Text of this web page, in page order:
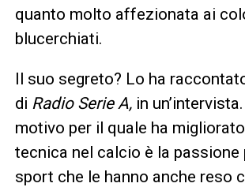
quanto molto affezionata ai
blucerchiati.
Il suo segreto? Lo ha
di Radio Serie A,in
motivo per il quale ha
tecnica nel calcio è la passione
sport che le hanno anche reso